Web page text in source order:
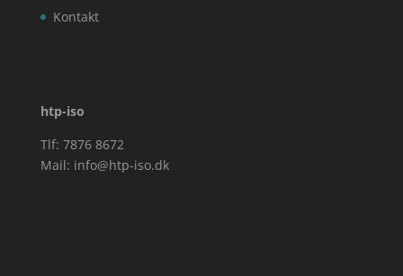
Kontakt
htp-iso
Tlf: 7876 8672
Mail: info@htp-iso.dk